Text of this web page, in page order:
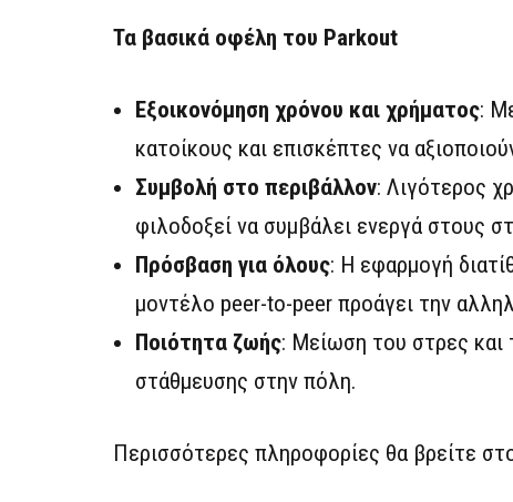
Τα βασικά οφέλη του Parkout
Εξοικονόμηση χρόνου και χρήματος:
κατοίκους και επισκέπτες να
Συμβολή στο περιβάλλον: Λιγότερος
φιλοδοξεί να συμβάλει ενεργά στους
Πρόσβαση για όλους: Η εφαρμογή
μοντέλο peer-to-peer προάγει την
Ποιότητα ζωής: Μείωση του στρες και
στάθμευσης στην πόλη.
Περισσότερες πληροφορίες θα βρείτε